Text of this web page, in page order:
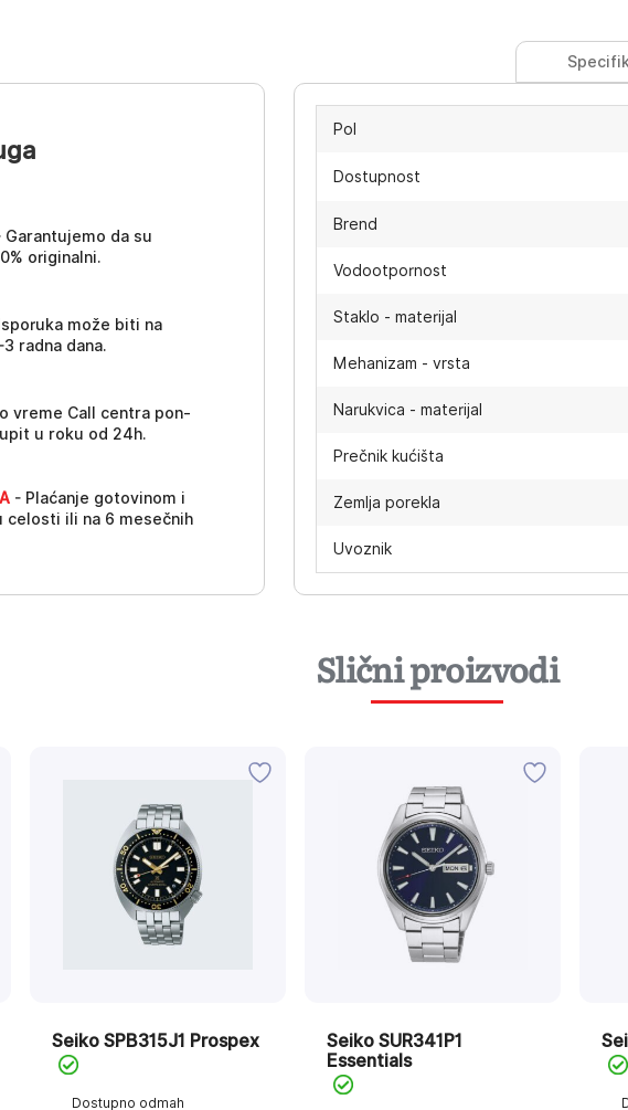
da su
originalni.
može biti na
radna dana.
vreme Call centra pon-
u roku od 24h.
- Plaćanje gotovinom i
celosti ili na 6 mesečnih
Pol
Dostupnost
Brend
Vodootpornost
Staklo - materijal
Mehanizam - vrsta
Narukvica - materijal
Prečnik kućišta
Zemlja porekla
Uvoznik
Slični proizvodi
Dostupno odmah
Seiko SPB315J1 Prospex
Seiko SUR341P1
Essentials